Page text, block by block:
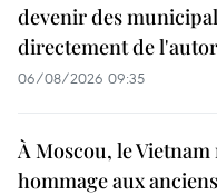
devenir des
directement de
06/08/2026 09:35
À Moscou, le Vietnam
hommage aux